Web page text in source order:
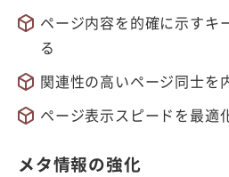
ページ内容を的確に示すキ
る
関連性の高いページ同士を
ページ表示スピードを最適
メタ情報の強化